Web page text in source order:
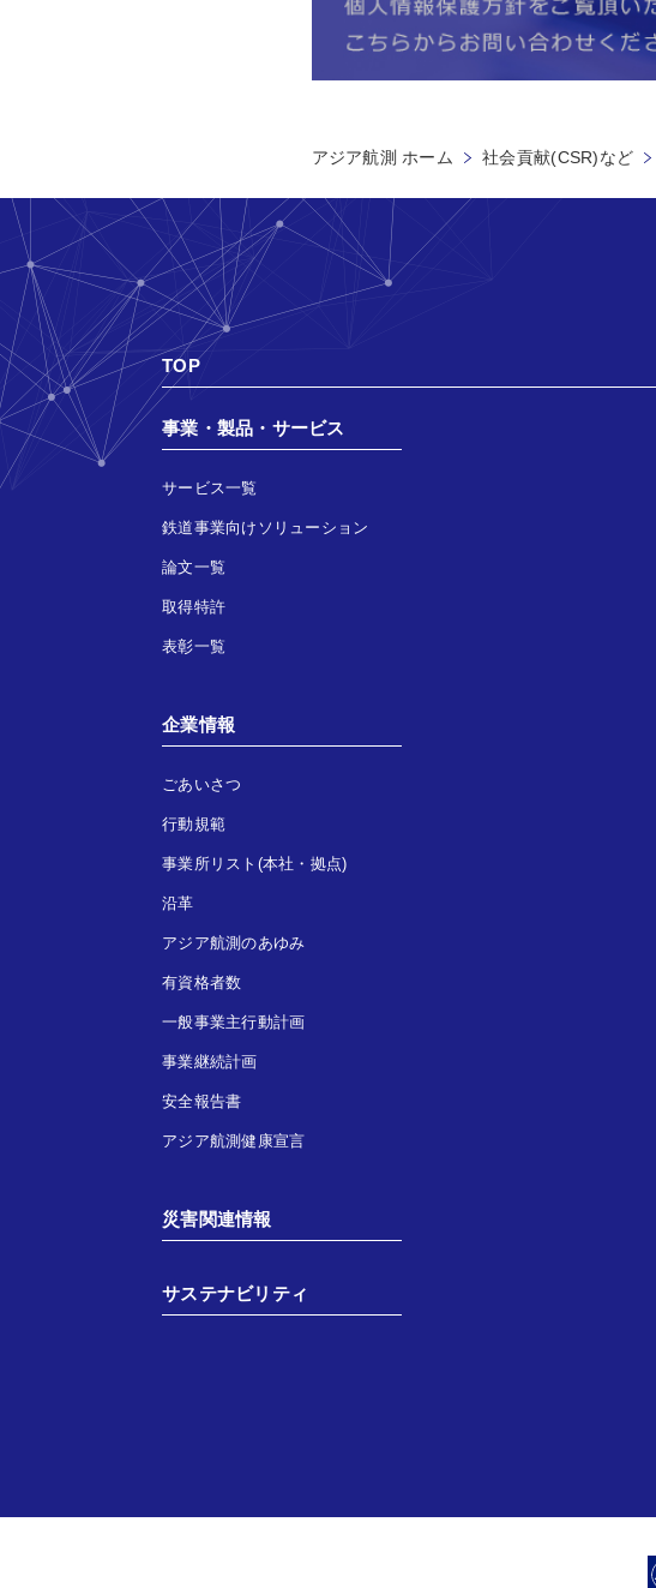
アジア航測 ホーム 社会貢献(CSR)など
TOP
事業・製品・サービス
サービス一覧
鉄道事業向けソリューション
論文一覧
取得特許
表彰一覧
企業情報
ごあいさつ
行動規範
事業所リスト(本社・拠点)
沿革
アジア航測のあゆみ
有資格者数
一般事業主行動計画
事業継続計画
安全報告書
アジア航測健康宣言
災害関連情報
サステナビリティ